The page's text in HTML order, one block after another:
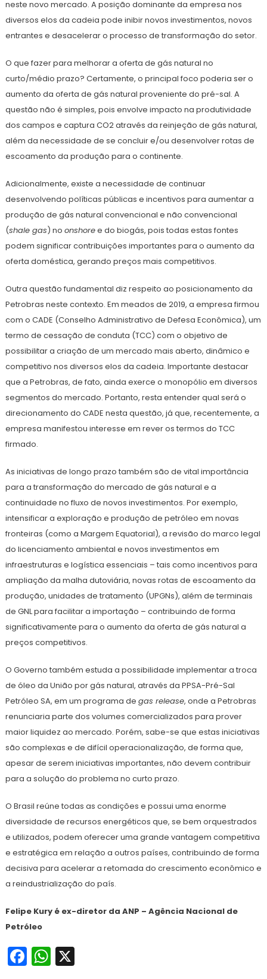
neste novo mercado. A posição dominante da empresa nos
diversos elos da cadeia pode inibir novos investimentos, novos
entrantes e desacelerar o processo de transformação do setor.
O que fazer para melhorar a oferta de gás natural no
curto/médio prazo? Certamente, o principal foco poderia ser o
aumento da oferta de gás natural proveniente do pré-sal. A
questão não é simples, pois envolve impacto na produtividade
dos campos e captura CO2 através da reinjeção de gás natural,
além da necessidade de se concluir e/ou desenvolver rotas de
escoamento da produção para o continente.
Adicionalmente, existe a necessidade de continuar
desenvolvendo políticas públicas e incentivos para aumentar a
produção de gás natural convencional e não convencional
(shale gas) no onshoree do biogás, pois todas estas fontes
podem significar contribuições importantes para o aumento da
oferta doméstica, gerando preços mais competitivos.
Outra questão fundamental diz respeito ao posicionamento da
Petrobras neste contexto. Em meados de 2019, a empresa firmou
com o CADE (Conselho Administrativo de Defesa Econômica), um
termo de cessação de conduta (TCC) com o objetivo de
possibilitar a criação de um mercado mais aberto, dinâmico e
competitivo nos diversos elos da cadeia. Importante destacar
que a Petrobras, de fato, ainda exerce o monopólio em diversos
segmentos do mercado. Portanto, resta entender qual será o
direcionamento do CADE nesta questão, já que, recentemente, a
empresa manifestou interesse em rever os termos do TCC
firmado.
As iniciativas de longo prazo também são de vital importância
para a transformação do mercado de gás natural e a
continuidade no fluxo de novos investimentos. Por exemplo,
intensificar a exploração e produção de petróleo em novas
fronteiras (como a Margem Equatorial), a revisão do marco legal
do licenciamento ambiental e novos investimentos em
infraestruturas e logística essenciais – tais como incentivos para
ampliação da malha dutoviária, novas rotas de escoamento da
produção, unidades de tratamento (UPGNs), além de terminais
de GNL para facilitar a importação – contribuindo de forma
significativamente para o aumento da oferta de gás natural a
preços competitivos.
O Governo também estuda a possibilidade implementar a troca
de óleo da União por gás natural, através da PPSA-Pré-Sal
Petróleo SA, em um programa de gas release, onde a Petrobras
renunciaria parte dos volumes comercializados para prover
maior liquidez ao mercado. Porém, sabe-se que estas iniciativas
são complexas e de difícil operacionalização, de forma que,
apesar de serem iniciativas importantes, não devem contribuir
para a solução do problema no curto prazo.
O Brasil reúne todas as condições e possui uma enorme
diversidade de recursos energéticos que, se bem orquestrados
e utilizados, podem oferecer uma grande vantagem competitiva
e estratégica em relação a outros países, contribuindo de forma
decisiva para acelerar a retomada do crescimento econômico e
a reindustrialização do país.
Felipe Kury é ex-diretor da ANP – Agência Nacional de
Petróleo
Facebook
WhatsApp
X